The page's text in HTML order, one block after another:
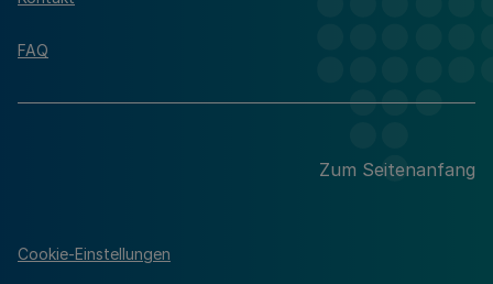
FAQ
Zum Seitenanfang
Cookie-Einstellungen